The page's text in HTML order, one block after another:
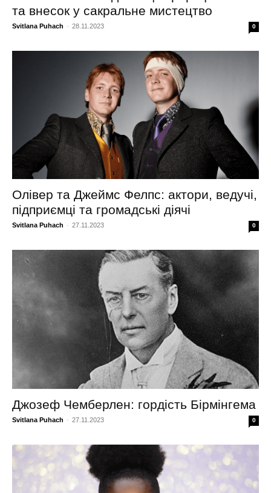
та внесок у сакральне мистецтво
Svitlana Puhach - 28.11.2023 0
Олівер та Джеймс Фелпс: актори, ведучі,
підприємці та громадські діячі
Svitlana Puhach - 27.11.2023 0
Джозеф Чемберлен: гордість Бірмінгема
Svitlana Puhach - 27.11.2023 0